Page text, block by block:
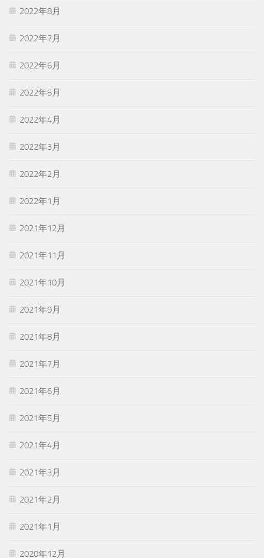
2022年8月
2022年7月
2022年6月
2022年5月
2022年4月
2022年3月
2022年2月
2022年1月
2021年12月
2021年11月
2021年10月
2021年9月
2021年8月
2021年7月
2021年6月
2021年5月
2021年4月
2021年3月
2021年2月
2021年1月
2020年12月